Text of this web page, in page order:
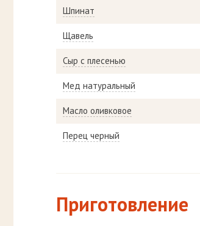
Шпинат
Щавель
Сыр с плесенью
Мед натуральный
Масло оливковое
Перец черный
Приготовление